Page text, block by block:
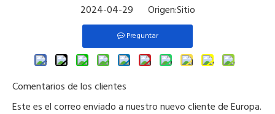
2024-04-29 Origen:Sitio
Preguntar
Comentarios de los clientes
Este es el correo enviado a nuestro nuevo cliente de Europa.